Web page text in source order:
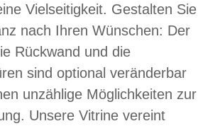
Vielseitigkeit. Gestalten Sie
nach Ihren Wünschen: Der
Rückwand und die
sind optional veränderbar
unzählige Möglichkeiten zur
Unsere Vitrine vereint